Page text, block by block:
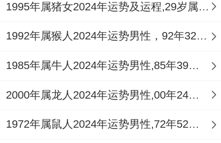
现代验证：数据统计得客观支撑 - 我国移动
2023年号码价值介绍报告看得出来 -尾数含
其中1976年生肖龙得用户占比达37%.其
实。某电商平台数据想一想师指出：“这类
1995年属猪女2024年运势及运程,29岁属猪人2024全年每月运势女性如何
1992年属猴人2024年运势男性，92年32岁属猴男2024年每月运程怎么样
1985年属牛人2024年运势男性,85年39岁属牛男2024年每月运程怎么样
2000年属龙人2024年运势男性,00年24岁属龙男2024年每月运程怎么样
1972年属鼠人2024年运势男性,72年52岁属鼠男2024年每月运程怎么样